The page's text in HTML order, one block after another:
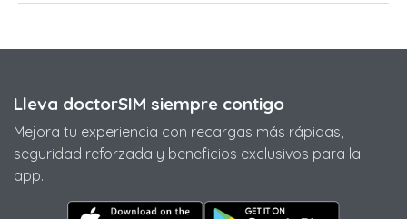
Lleva doctorSIM siempre contigo
Mejora tu experiencia con recargas más rápidas,
seguridad reforzada y beneficios exclusivos para la
app.